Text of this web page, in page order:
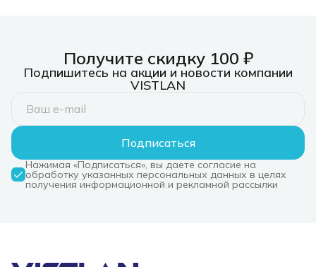
Получите скидку 100 ₽
Подпишитесь на акции и новости компании
VISTLAN
Подписаться
Нажимая «Подписаться», вы даете согласие на
обработку указанных персональных данных в целях
получения информационной и рекламной рассылки